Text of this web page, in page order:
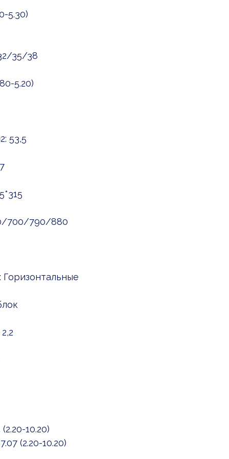
5.30)
35/38
5.20)
53,5
700/790/880
10.20)
(2.20-10.20)